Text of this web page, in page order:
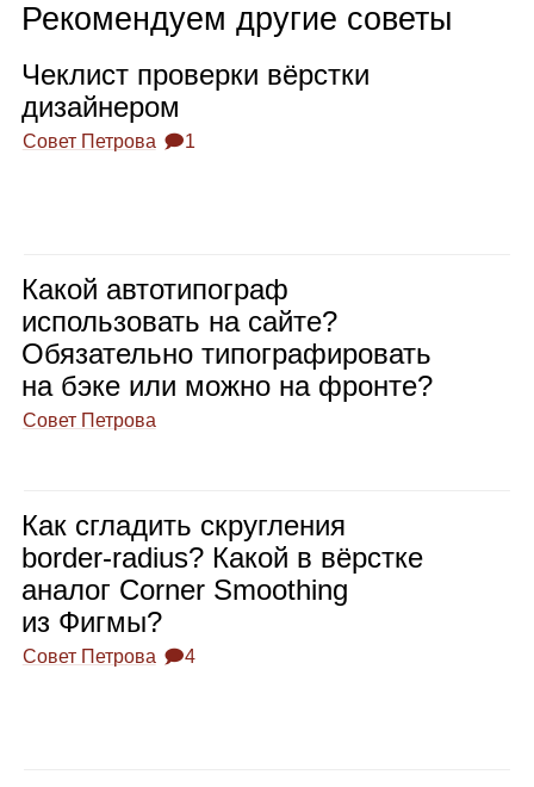
Рекомендуем другие советы
Чек­лист про­верки вёрстки
дизай­не­ром
Совет Петрова 🗩1
Какой авто­ти­по­граф
исполь­зо­вать на сайте?
Обя­за­тельно типо­гра­фи­ро­вать
на бэке или можно на фронте?
Совет Петрова
Как сгла­дить скруг­ле­ния
border‑radius? Какой в вёрстке
ана­лог Corner Smoothing
из Фигмы?
Совет Петрова 🗩4